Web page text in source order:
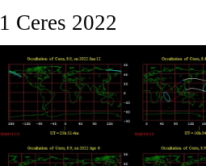
1 Ceres 2022